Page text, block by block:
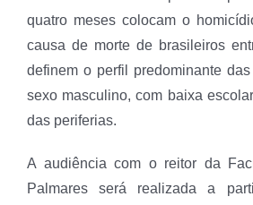
quatro meses colocam o
causa de morte de brasileiros
definem o perfil predominante
sexo masculino, com baixa
das periferias.
A audiência com o reitor da
Palmares será realizada a